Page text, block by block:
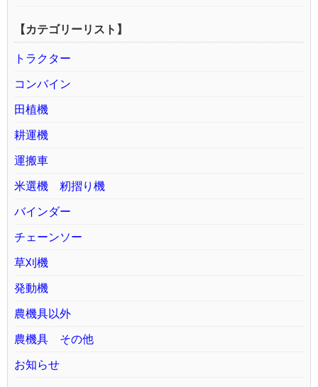
【カテゴリーリスト】
トラクター
コンバイン
田植機
耕運機
運搬車
米選機 籾摺り機
バインダー
チェーンソー
草刈機
発動機
農機具以外
農機具 その他
お知らせ